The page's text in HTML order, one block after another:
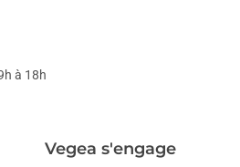
à 18h
Vegea s'engage